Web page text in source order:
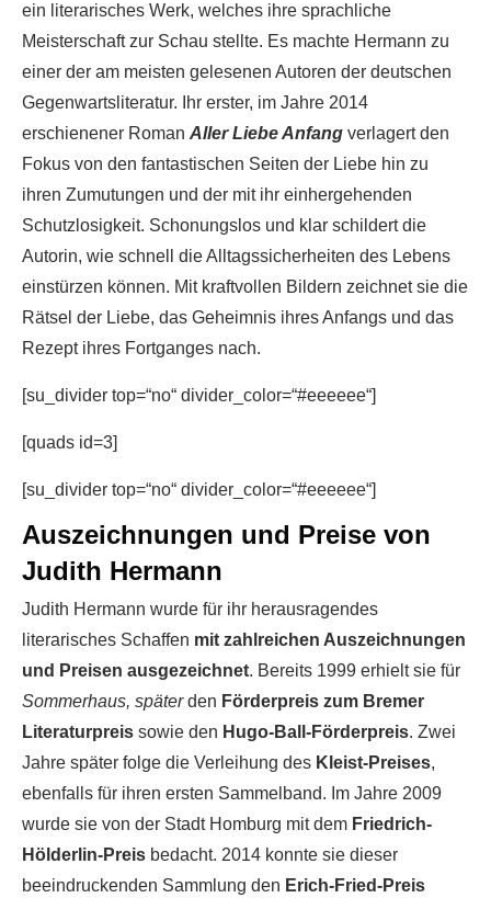
ein literarisches Werk, welches ihre sprachliche
Meisterschaft zur Schau stellte. Es machte Hermann zu
einer der am meisten gelesenen Autoren der deutschen
Gegenwartsliteratur. Ihr erster, im Jahre 2014
erschienener Roman Aller Liebe Anfang verlagert den
Fokus von den fantastischen Seiten der Liebe hin zu
ihren Zumutungen und der mit ihr einhergehenden
Schutzlosigkeit. Schonungslos und klar schildert die
Autorin, wie schnell die Alltagssicherheiten des Lebens
einstürzen können. Mit kraftvollen Bildern zeichnet sie die
Rätsel der Liebe, das Geheimnis ihres Anfangs und das
Rezept ihres Fortganges nach.
[su_divider top=“no“ divider_color=“#eeeeee“]
[quads id=3]
[su_divider top=“no“ divider_color=“#eeeeee“]
Auszeichnungen und Preise von
Judith Hermann
Judith Hermann wurde für ihr herausragendes
literarisches Schaffen mit zahlreichen Auszeichnungen
und Preisen ausgezeichnet. Bereits 1999 erhielt sie für
Sommerhaus, späterden Förderpreis zum Bremer
Literaturpreis sowie den Hugo-Ball-Förderpreis. Zwei
Jahre später folge die Verleihung des Kleist-Preises,
ebenfalls für ihren ersten Sammelband. Im Jahre 2009
wurde sie von der Stadt Homburg mit dem Friedrich-
Hölderlin-Preis bedacht. 2014 konnte sie dieser
beeindruckenden Sammlung den Erich-Fried-Preis